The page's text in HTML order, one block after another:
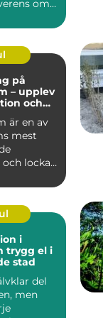
om
på
– upplev
och
är en av
mest
och lockar
i
i
stad
del
men